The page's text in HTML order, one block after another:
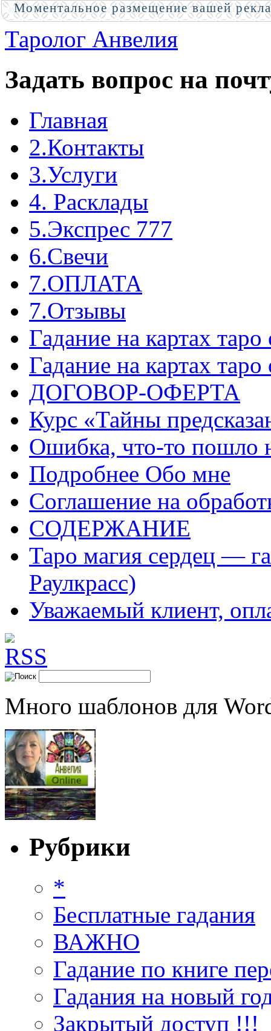
Таролог Анвелия
Задать вопрос на
Главная
2.Контакты
3.Услуги
4. Расклады
5.Экспрес 777
6.Свечи
7.ОПЛАТА
7.Отзывы
Гадание на картах
Гадание на картах
ДОГОВОР-ОФЕРТА
Курс «Тайны
Ошибка, что-то пошло
Подробнее Обо мне
Соглашение на
СОДЕРЖАНИЕ
Таро магия сердец —
Раулкрасс)
Уважаемый клиент,
Много шаблонов для
Рубрики
*
Бесплатные гадания
ВАЖНО
Гадание по книге
Гадания на новый
Закрытый доступ !!!
Моментальное размещение вашей